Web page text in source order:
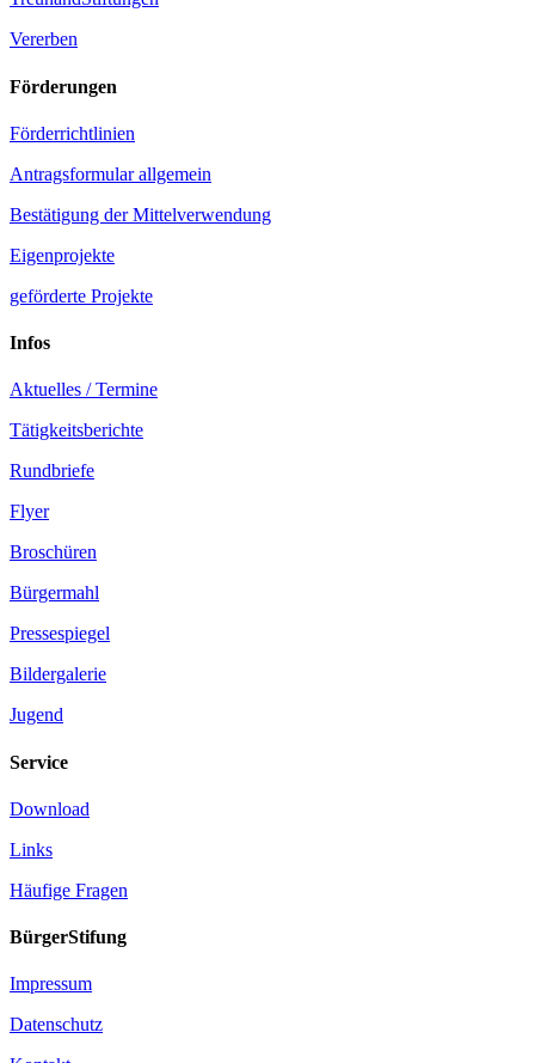
Vererben
Förderungen
Förderrichtlinien
Antragsformular allgemein
Bestätigung der Mittelverwendung
Eigenprojekte
geförderte Projekte
Infos
Aktuelles / Termine
Tätigkeitsberichte
Rundbriefe
Flyer
Broschüren
Bürgermahl
Pressespiegel
Bildergalerie
Jugend
Service
Download
Links
Häufige Fragen
BürgerStifung
Impressum
Datenschutz